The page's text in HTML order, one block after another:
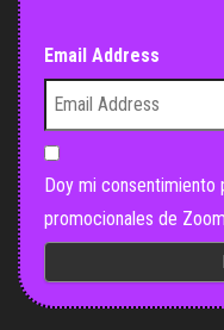
Email Address
Doy mi
promocionales de